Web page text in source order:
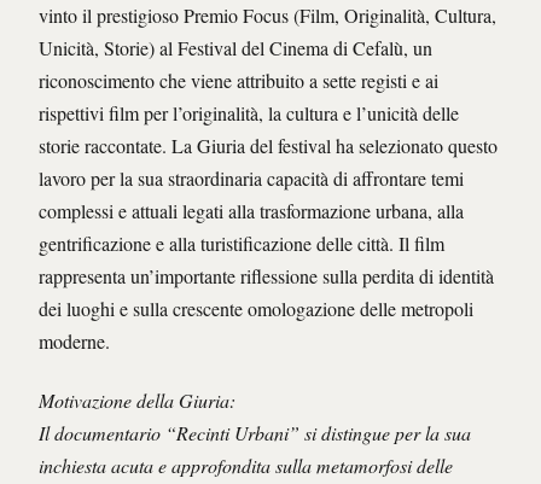
vinto il prestigioso Premio Focus (Film, Originalità, Cultura,
Unicità, Storie) al Festival del Cinema di Cefalù, un
riconoscimento che viene attribuito a sette registi e ai
rispettivi film per l’originalità, la cultura e l’unicità delle
storie raccontate. La Giuria del festival ha selezionato questo
lavoro per la sua straordinaria capacità di affrontare temi
complessi e attuali legati alla trasformazione urbana, alla
gentrificazione e alla turistificazione delle città. Il film
rappresenta un’importante riflessione sulla perdita di identità
dei luoghi e sulla crescente omologazione delle metropoli
moderne.
Motivazione della Giuria:
Il documentario “Recinti Urbani” si distingue per la sua
inchiesta acuta e approfondita sulla metamorfosi delle